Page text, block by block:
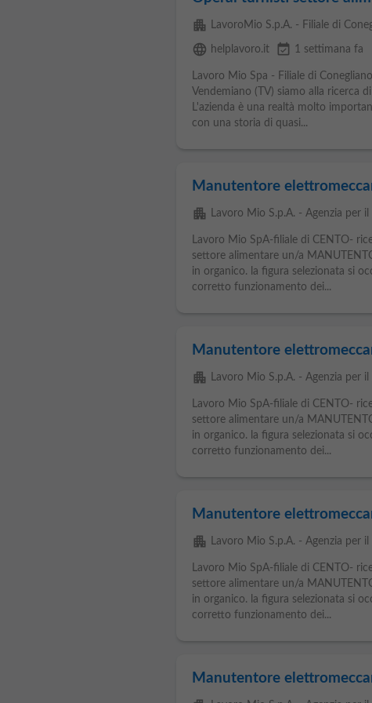
apartment LavoroMio S.p.A. - Filiale di
language helplavoro.it event_available 1 settimana fa
Lavoro Mio Spa - Filiale di
Vendemiano (TV) siamo alla ricerca
L'azienda è una realtà molto
con una storia di quasi...
Manutentore
apartment Lavoro Mio S.p.A. - Agenzia per il
Lavoro Mio SpA-filiale di CENTO-
settore alimentare un/a
in organico. la figura selezionata si
corretto funzionamento dei...
Manutentore
apartment Lavoro Mio S.p.A. - Agenzia per il
Lavoro Mio SpA-filiale di CENTO-
settore alimentare un/a
in organico. la figura selezionata si
corretto funzionamento dei...
Manutentore
apartment Lavoro Mio S.p.A. - Agenzia per il
Lavoro Mio SpA-filiale di CENTO-
settore alimentare un/a
in organico. la figura selezionata si
corretto funzionamento dei...
Manutentore